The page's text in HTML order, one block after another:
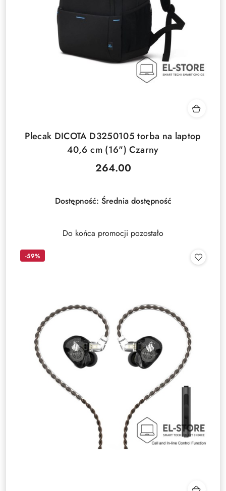
Plecak DICOTA D3250105 torba na laptop
40,6 cm (16") Czarny
Cena:
264.00
Dostępność: Średnia dostępność
Do końca promocji pozostało
-59%